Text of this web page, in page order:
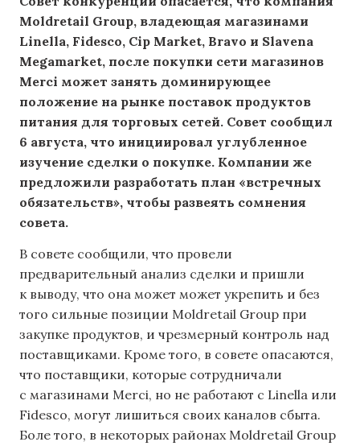
Moldretail Group, владеющая магазинами
Linella, Fidesco, Cip Market, Bravo и Slavena
Megamarket, после покупки сети магазинов
Merci может занять доминирующее
положение на рынке поставок продуктов
питания для торговых сетей. Совет сообщил
6 августа, что инициировал углубленное
изучение сделки о покупке. Компании же
предложили разработать план «встречных
обязательств», чтобы развеять сомнения
совета.
В совете сообщили, что провели
предварительный анализ сделки и пришли
к выводу, что она может может укрепить и без
того сильные позиции Moldretail Group при
закупке продуктов, и чрезмерный контроль над
поставщиками. Кроме того, в совете опасаются,
что поставщики, которые сотрудничали
с магазинами Merci, но не работают с Linella или
Fidesco, могут лишиться своих каналов сбыта.
Боле того, в некоторых районах Moldretail Group